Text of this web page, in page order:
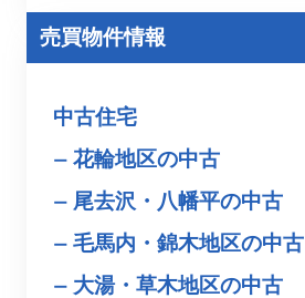
売買物件情報
中古住宅
花輪地区の中古
尾去沢・八幡平の中古
毛馬内・錦木地区の中古
大湯・草木地区の中古